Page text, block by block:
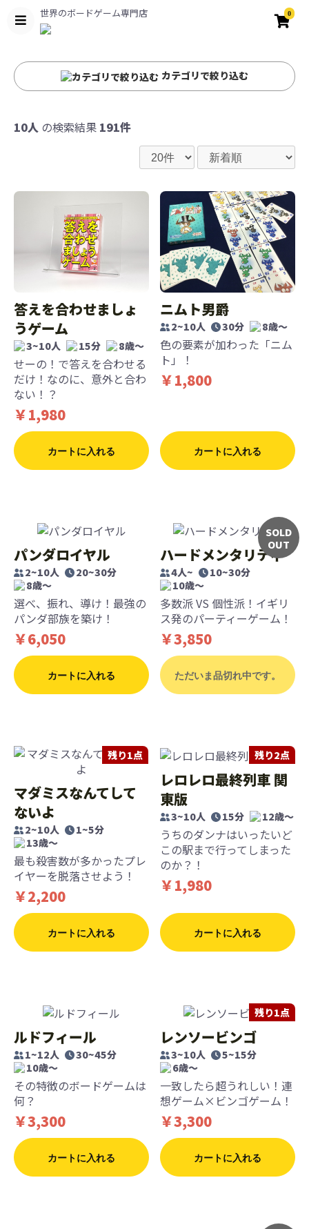
世界のボードゲーム専門店 0
カテゴリで絞り込む
10人 の検索結果 191件
答えを合わせましょ
うゲーム
3~10人 15分 8歳〜
せーの！で答えを合わせる
だけ！なのに、意外と合わ
ない！？
￥1,980
カートに入れる
ニムト男爵
2~10人 30分 8歳〜
色の要素が加わった「ニム
ト」！
￥1,800
カートに入れる
パンダロイヤル
2~10人
20~30分
8歳〜
選べ、振れ、導け！最強の
パンダ部族を築け！
￥6,050
カートに入れる
SOLD
OUT
ハードメンタリティ
4人~
10~30分
10歳〜
多数派 VS 個性派！イギリ
ス発のパーティーゲーム！
￥3,850
ただいま品切れ中です。
残り1点
マダミスなんてして
ないよ
2~10人
1~5分
13歳〜
最も殺害数が多かったプレ
イヤーを脱落させよう！
￥2,200
カートに入れる
残り2点
レロレロ最終列車 関
東版
3~10人 15分 12歳〜
うちのダンナはいったいど
この駅まで行ってしまった
のか？！
￥1,980
カートに入れる
ルドフィール
1~12人
30~45分
10歳〜
その特徴のボードゲームは
何？
￥3,300
カートに入れる
残り1点
レンソービンゴ
3~10人
5~15分
6歳〜
一致したら超うれしい！連
想ゲーム×ビンゴゲーム！
￥3,300
カートに入れる